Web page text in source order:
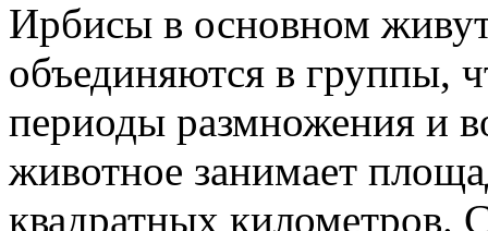
Ирбисы в основном
объединяются в группы,
периоды размножения и
животное занимает
квадратных километров.